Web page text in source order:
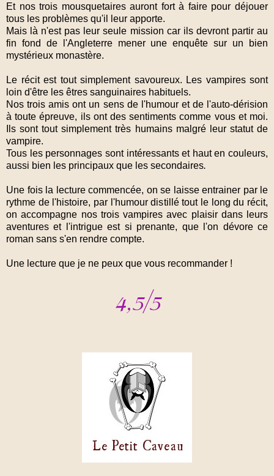
Et nos trois mousquetaires auront fort à faire pour déjouer
tous les problèmes qu'il leur apporte.
Mais là n'est pas leur seule mission car ils devront partir au
fin fond de l'Angleterre mener une enquête sur un bien
mystérieux monastère.
Le récit est tout simplement savoureux. Les vampires sont
loin d'être les êtres sanguinaires habituels.
Nos trois amis ont un sens de l'humour et de l'auto-dérision
à toute épreuve, ils ont des sentiments comme vous et moi.
Ils sont tout simplement très humains malgré leur statut de
vampire.
Tous les personnages sont intéressants et haut en couleurs,
aussi bien les principaux que les secondaires.
Une fois la lecture commencée, on se laisse entrainer par le
rythme de l'histoire, par l'humour distillé tout le long du récit,
on accompagne nos trois vampires avec plaisir dans leurs
aventures et l'intrigue est si prenante, que l'on dévore ce
roman sans s'en rendre compte.
Une lecture que je ne peux que vous recommander !